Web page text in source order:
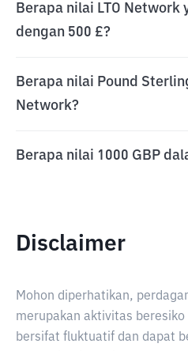
Berapa nilai LTO Network
dengan 500 £?
Berapa nilai Pound
Network?
Berapa nilai 1000 GBP
Disclaimer
Mohon diperhatikan,
merupakan aktivitas
bersifat fluktuatif dan dapat